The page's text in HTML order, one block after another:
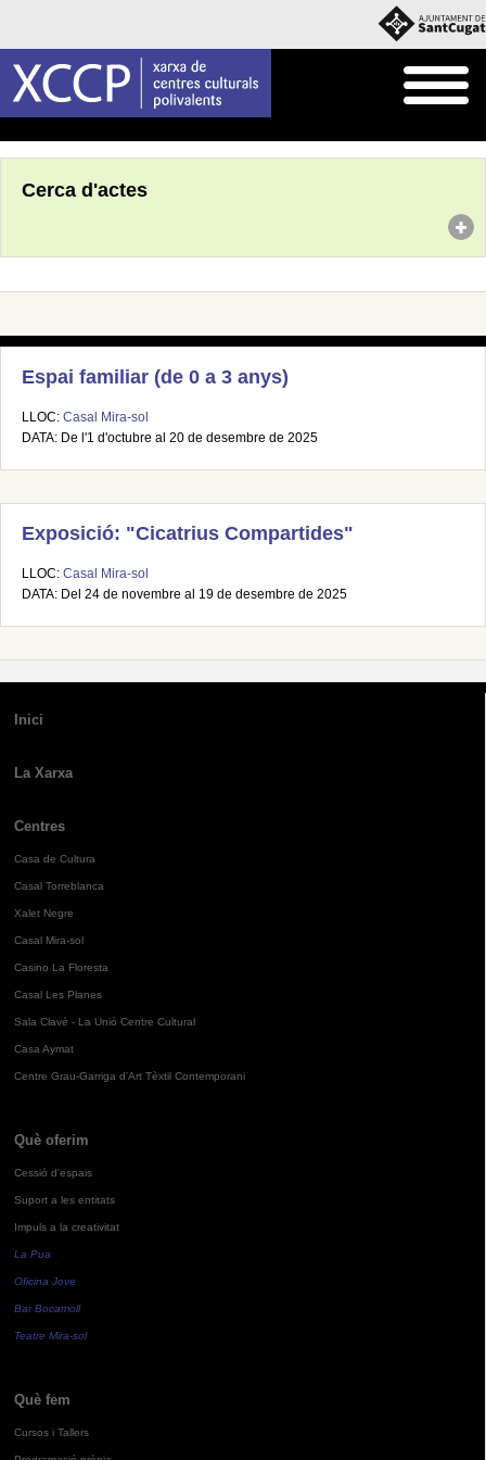
Cerca d'actes
Espai familiar (de 0 a 3 anys)
LLOC: Casal Mira-sol
DATA: De l'1 d'octubre al 20 de desembre de 2025
Exposició: "Cicatrius Compartides"
LLOC: Casal Mira-sol
DATA: Del 24 de novembre al 19 de desembre de 2025
Inici
La Xarxa
Centres
Casa de Cultura
Casal Torreblanca
Xalet Negre
Casal Mira-sol
Casino La Floresta
Casal Les Planes
Sala Clavé - La Unió Centre Cultural
Casa Aymat
Centre Grau-Garriga d'Art Tèxtil Contemporani
Què oferim
Cessió d'espais
Suport a les entitats
Impuls a la creativitat
La Pua
Oficina Jove
Bar Bocamoll
Teatre Mira-sol
Què fem
Cursos i Tallers